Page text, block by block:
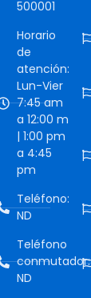
500001
Horario
de
atención:
Lun-Vier
7:45 am
a 12:00 m
| 1:00 pm
a 4:45
pm
Teléfono:
ND
Teléfono
conmutador:
ND